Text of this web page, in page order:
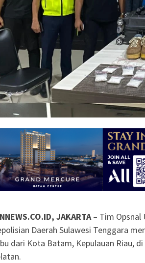
JAKARTA– Tim Opsnal
Daerah Sulawesi Tenggara
dari Kota Batam, Kepulauan Riau,